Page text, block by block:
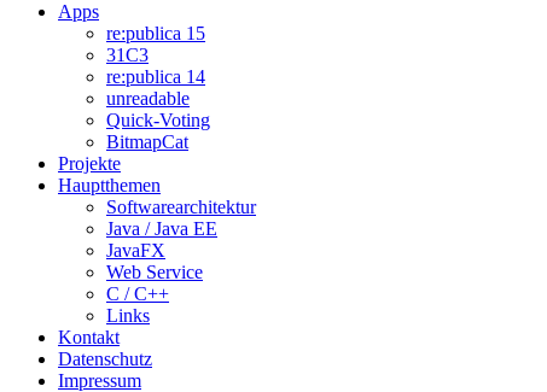
Apps
re:publica 15
31C3
re:publica 14
unreadable
Quick-Voting
BitmapCat
Projekte
Hauptthemen
Softwarearchitektur
Java / Java EE
JavaFX
Web Service
C / C++
Links
Kontakt
Datenschutz
Impressum